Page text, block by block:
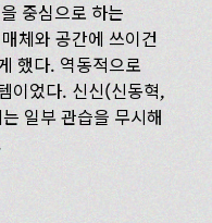
중심으로 하는
체와 공간에 쓰이건
했다. 역동적으로
이었다. 신신(신동혁,
일부 관습을 무시해